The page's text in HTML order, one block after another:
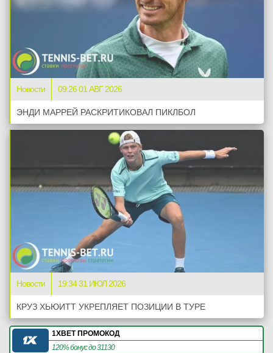
Новости 09:26 01 АВГ 2026
ЭНДИ МАРРЕЙ РАСКРИТИКОВАЛ ПИКЛБОЛ
Новости 19:34 31 ИЮЛ 2026
КРУЗ ХЬЮИТТ УКРЕПЛЯЕТ ПОЗИЦИИ В ТУРЕ
1XBET ПРОМОКОД
120% бонус до 31130